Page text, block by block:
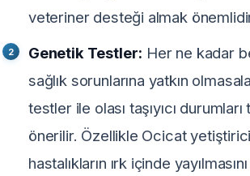
veteriner desteği almak
Genetik Testler: Her ne kadar
sağlık sorunlarına yatkın
testler ile olası taşıyıcı
önerilir. Özellikle Ocicat
hastalıkların ırk içinde